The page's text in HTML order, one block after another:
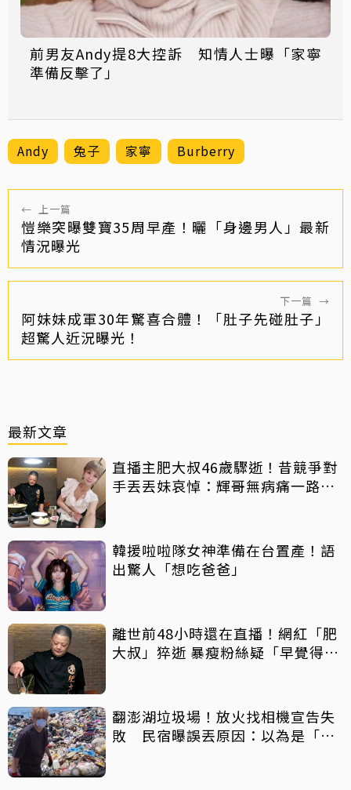
前男友Andy提8大控訴 知情人士曝「家寧
準備反擊了」
Andy 兔子 家寧 Burberry
← 上一篇
愷樂突曝雙寶35周早產！曬「身邊男人」最新
情況曝光
下一篇 →
阿妹妹成軍30年驚喜合體！「肚子先碰肚子」
超驚人近況曝光！
最新文章
直播主肥大叔46歲驟逝！昔競爭對
手丟丟妹哀悼：輝哥無病痛一路好
韓援啦啦隊女神準備在台置產！語
出驚人「想吃爸爸」
離世前48小時還在直播！網紅「肥
大叔」猝逝 暴瘦粉絲疑「早覺得不
翻澎湖垃圾場！放火找相機宣告失
敗 民宿曝誤丟原因：以為是「按